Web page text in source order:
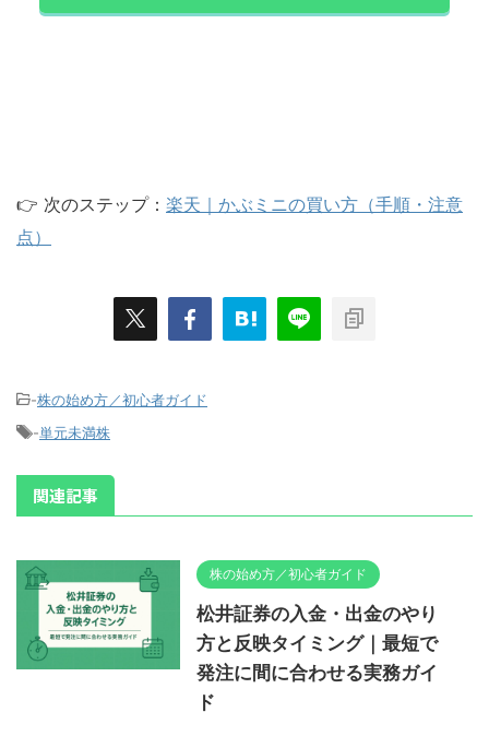
👉 次のステップ： 楽天｜かぶミニの買い方（手順・注意
点）
-株の始め方／初心者ガイド
-単元未満株
関連記事
株の始め方／初心者ガイド
松井証券の入金・出金のやり
方と反映タイミング｜最短で
発注に間に合わせる実務ガイ
ド